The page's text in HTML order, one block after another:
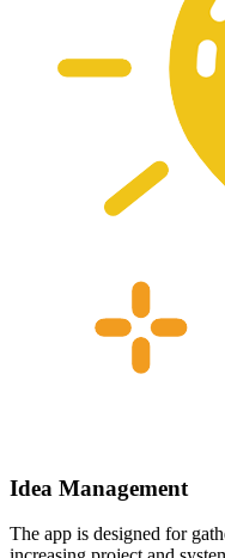
Idea Management
The app is designed for